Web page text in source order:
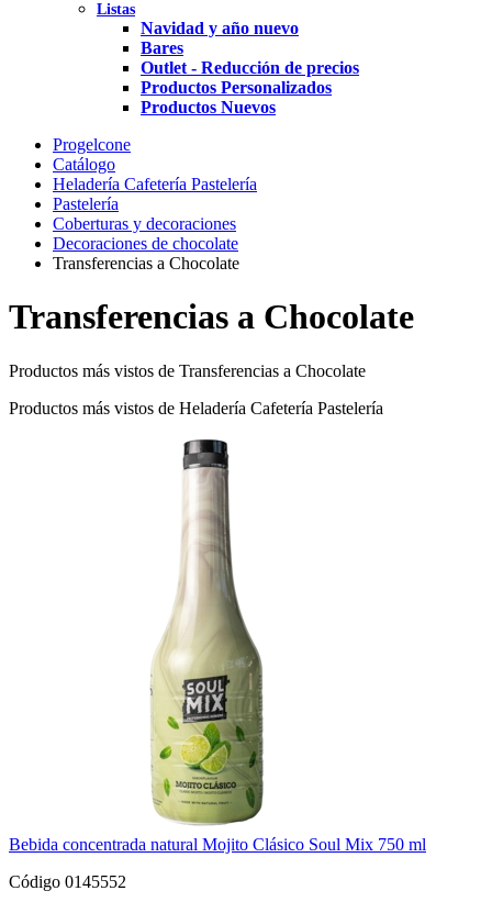
Listas
Navidad y año nuevo
Bares
Outlet - Reducción de precios
Productos Personalizados
Productos Nuevos
Progelcone
Catálogo
Heladería Cafetería Pastelería
Pastelería
Coberturas y decoraciones
Decoraciones de chocolate
Transferencias a Chocolate
Transferencias a Chocolate
Productos más vistos de Transferencias a Chocolate
Productos más vistos de Heladería Cafetería Pastelería
Bebida concentrada natural Mojito Clásico Soul Mix 750 ml
Código 0145552